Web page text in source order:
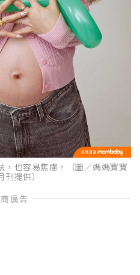
，也容易焦慮。（圖／媽媽寶寶
提供）